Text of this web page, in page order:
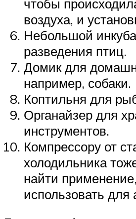
чтобы
воздуха, и
Небольшой
разведения птиц.
Домик для
например, собаки.
Коптильня для
Органайзер для
инструментов.
Компрессору от
холодильника
найти
использовать для